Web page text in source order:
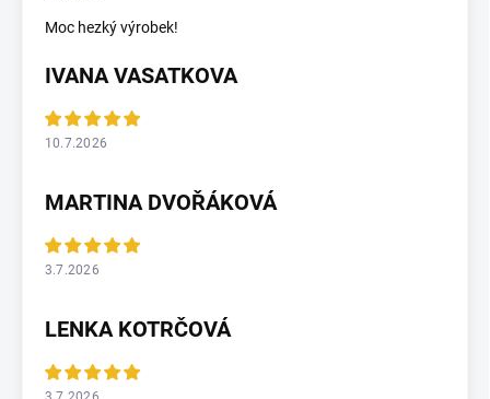
Moc hezký výrobek!
IVANA VASATKOVA
10.7.2026
MARTINA DVOŘÁKOVÁ
3.7.2026
LENKA KOTRČOVÁ